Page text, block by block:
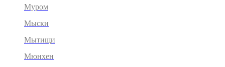
Муром
Мыски
Мытищи
Мюнхен